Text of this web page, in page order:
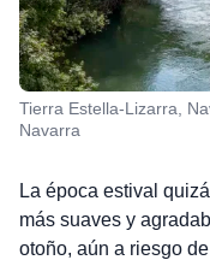
Tierra Estella-Lizarra,
Navarra
La época estival
más suaves y
otoño, aún a riesgo